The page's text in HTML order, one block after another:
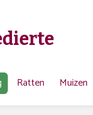
Ratten Muizen